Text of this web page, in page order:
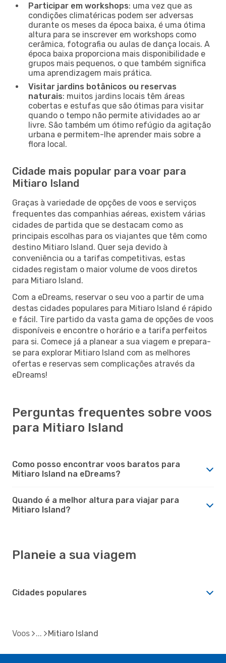
Participar em workshops: uma vez que as
condições climatéricas podem ser adversas
durante os meses da época baixa, é uma ótima
altura para se inscrever em workshops como
cerâmica, fotografia ou aulas de dança locais. A
época baixa proporciona mais disponibilidade e
grupos mais pequenos, o que também significa
uma aprendizagem mais prática.
Visitar jardins botânicos ou reservas
naturais: muitos jardins locais têm áreas
cobertas e estufas que são ótimas para visitar
quando o tempo não permite atividades ao ar
livre. São também um ótimo refúgio da agitação
urbana e permitem-lhe aprender mais sobre a
flora local.
Cidade mais popular para voar para
Mitiaro Island
Graças à variedade de opções de voos e serviços
frequentes das companhias aéreas, existem várias
cidades de partida que se destacam como as
principais escolhas para os viajantes que têm como
destino Mitiaro Island. Quer seja devido à
conveniência ou a tarifas competitivas, estas
cidades registam o maior volume de voos diretos
para Mitiaro Island.
Com a eDreams, reservar o seu voo a partir de uma
destas cidades populares para Mitiaro Island é rápido
e fácil. Tire partido da vasta gama de opções de voos
disponíveis e encontre o horário e a tarifa perfeitos
para si. Comece já a planear a sua viagem e prepara-
se para explorar Mitiaro Island com as melhores
ofertas e reservas sem complicações através da
eDreams!
Perguntas frequentes sobre voos
para Mitiaro Island
Como posso encontrar voos baratos para
Mitiaro Island na eDreams?
Quando é a melhor altura para viajar para
Mitiaro Island?
Planeie a sua viagem
Cidades populares
Voos Mitiaro Island